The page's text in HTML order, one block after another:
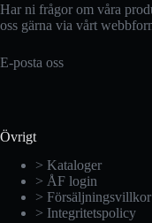
Har ni frågor om våra
oss gärna via vårt
E-posta oss
Övrigt
> Kataloger
> ÅF login
> Försäljningsvillkor
> Integritetspolicy